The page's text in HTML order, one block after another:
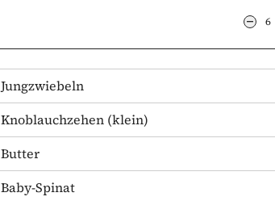
6
Jungzwiebeln
Knoblauchzehen (klein)
Butter
Baby-Spinat